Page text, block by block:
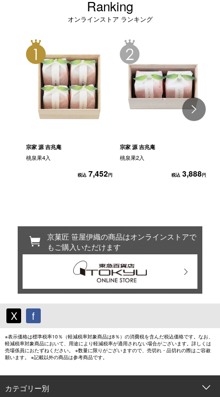
Ranking
オンラインストア ランキング
宗家 源 吉兆庵
桃泉果4入
税込 7,452円
宗家 源 吉兆庵
桃泉果2入
税込 3,888円
京菓匠 笹屋伊織の商品はオンラインストアで
もご購入いただけます
X f
※表示価格は標準税率10％（軽減税率対象商品は8％）の消費税を含んだ税込価格です。なお、
軽減税率対象商品において、用途により軽減税率が適用されない場合がございます。詳しくは
売場係員におたずねください。 ※数量に限りがございますので、売切れ・品切れの際はご容赦
願います。 ※記載以外の商品は参考商品です。
カテゴリー別